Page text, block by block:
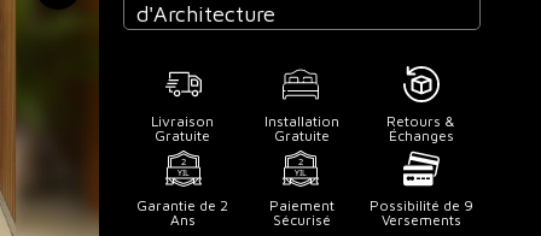
d'Architecture
Livraison
Gratuite
Installation
Gratuite
Retours &
Échanges
Garantie de 2
Ans
Paiement
Sécurisé
Possibilité de 9
Versements